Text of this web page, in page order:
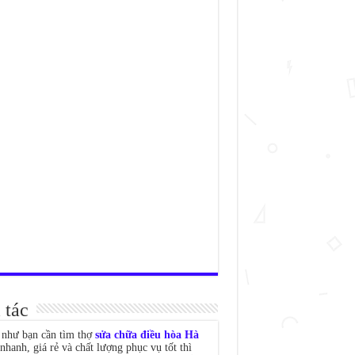
bạn cần tìm thợ sửa chữa điều hòa Hà
giá rẻ và chất lượng phục vụ tốt thì